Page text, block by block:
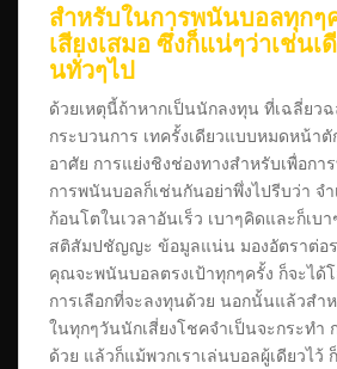
สำหรับในการพนันบอลทุกๆ
เสียงเสมอ ซึ่งก็แน่ๆว่าเช่นเ
นทั่วๆไป
ด้วยเหตุนี้ถ้าหากเป็นนักลงทุน ที่เฉลี่ยว
กระบวนการ เทครั้งเดียวแบบหมดหน้า
อาศัย การแย่งชิงช่องทางสำหรับเพื่อกา
การพนันบอลก็เช่นกันอย่าพึ่งไปรีบว่า จำ
ก้อนโตในเวลาอันเร็ว เบาๆคิดและก็เบา
สติสัมปชัญญะ ข้อมูลแน่น มองอัตราต่อร
คุณจะพนันบอลตรงเป้าทุกๆครั้ง ก็จะได้
การเลือกที่จะลงทุนด้วย นอกนั้นแล้วสำ
ในทุกๆวันนักเสี่ยงโชคจำเป็นจะกระทำ
ด้วย แล้วก็แม้พวกเราเล่นบอลผู้เดียวไว้